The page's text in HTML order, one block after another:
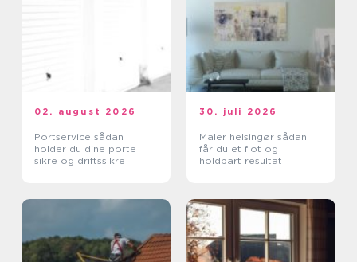
02. august 2026
Portservice sådan
holder du dine porte
sikre og driftssikre
30. juli 2026
Maler helsingør sådan
får du et flot og
holdbart resultat